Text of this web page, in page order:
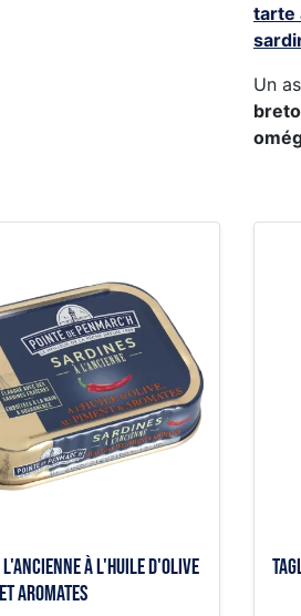
tarte
Un
l'ancienne à l'huile d'olive
aromates